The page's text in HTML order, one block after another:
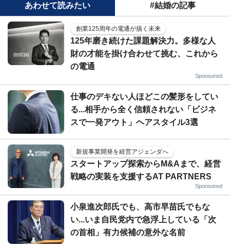
あわせて読みたい #結婚の記事
創業125周年の電通が描く未来
125年磨き続けた課題解決力。多様な人
財の才能を掛け合わせて挑む、これから
の電通
Sponsored
仕事のデキない人ほどこの髪形をしてい
る...相手から全く信頼されない「ビジネ
スで一発アウト」ヘアスタイル3選
新規事業開発を経営アジェンダへ
スタートアップ探索からM&Aまで、経営
戦略の実装を支援するAT PARTNERS
Sponsored
小泉進次郎氏でも、高市早苗氏でもな
い...いま自民党内で急浮上している「次
の首相」有力候補の意外な名前